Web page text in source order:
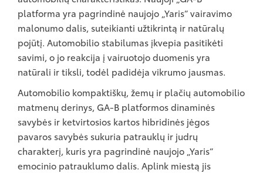
platforma yra pagrindinė naujojo „Yaris“ vairavimo
malonumo dalis, suteikianti užtikrintą ir natūralų
pojūtį. Automobilio stabilumas įkvepia pasitikėti
savimi, o jo reakcija į vairuotojo duomenis yra
natūrali ir tiksli, todėl padidėja vikrumo jausmas.
Automobilio kompaktiškų, žemų ir plačių automobilio
matmenų derinys, GA-B platformos dinaminės
savybės ir ketvirtosios kartos hibridinės jėgos
pavaros savybės sukuria patrauklų ir judrų
charakterį, kuris yra pagrindinė naujojo „Yaris“
emocinio patrauklumo dalis. Aplink miestą jis